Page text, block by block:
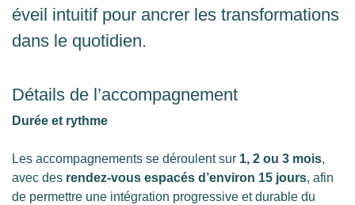
éveil intuitif pour ancrer les transformations
dans le quotidien.
Détails de l’accompagnement
Durée et rythme
Les accompagnements se déroulent sur 1, 2 ou 3 mois,
avec des rendez-vous espacés d’environ 15 jours, afin
de permettre une intégration progressive et durable du